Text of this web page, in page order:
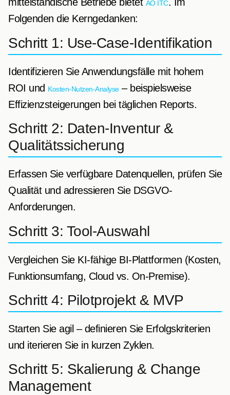
mittelständische Betriebe bietet AO ITC. Im
Folgenden die Kerngedanken:
Schritt 1: Use-Case-Identifikation
Identifizieren Sie Anwendungsfälle mit hohem
ROI und Kosten-Nutzen-Analyse– beispielsweise
Effizienzsteigerungen bei täglichen Reports.
Schritt 2: Daten-Inventur &
Qualitätssicherung
Erfassen Sie verfügbare Datenquellen, prüfen Sie
Qualität und adressieren Sie DSGVO-
Anforderungen.
Schritt 3: Tool-Auswahl
Vergleichen Sie KI-fähige BI-Plattformen (Kosten,
Funktionsumfang, Cloud vs. On-Premise).
Schritt 4: Pilotprojekt & MVP
Starten Sie agil – definieren Sie Erfolgskriterien
und iterieren Sie in kurzen Zyklen.
Schritt 5: Skalierung & Change
Management